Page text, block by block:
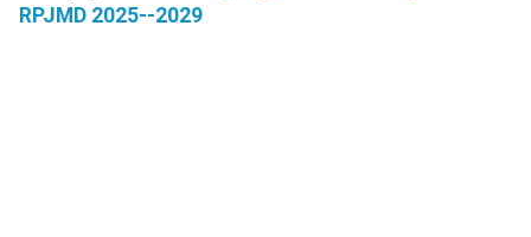
RPJMD 2025--2029